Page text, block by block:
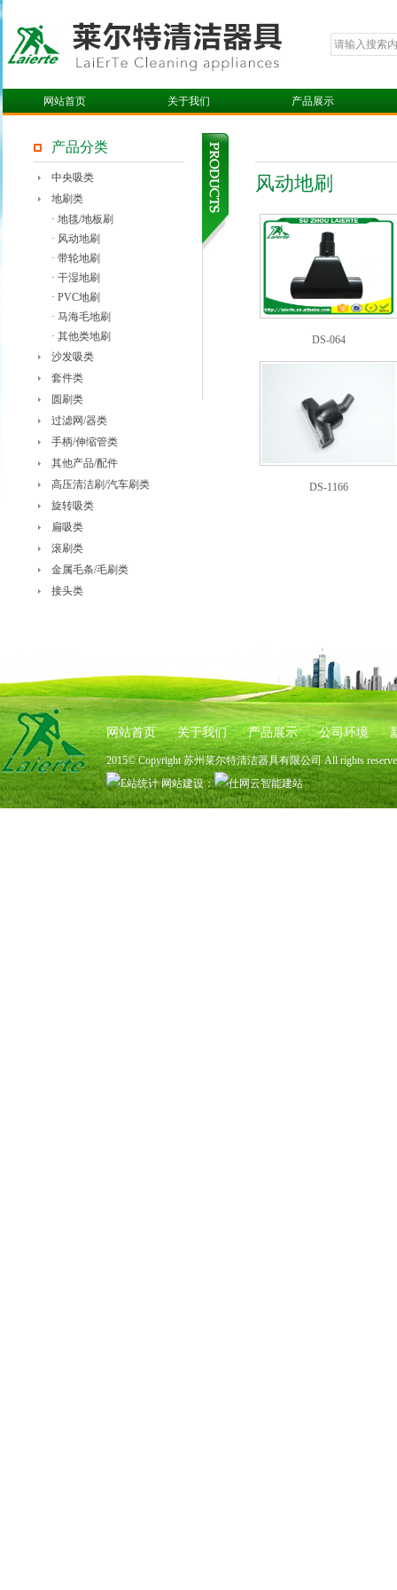
网站首页 关于我们 产品展示
产品分类
中央吸类
地刷类
· 地毯/地板刷
· 风动地刷
· 带轮地刷
· 干湿地刷
· PVC地刷
· 马海毛地刷
· 其他类地刷
沙发吸类
套件类
圆刷类
过滤网/器类
手柄/伸缩管类
其他产品/配件
高压清洁刷/汽车刷类
旋转吸类
扁吸类
滚刷类
金属毛条/毛刷类
接头类
风动地刷
DS-064
DS-1166
网站首页 关于我们 产品展示 公司环境
2015© Copyright 苏州莱尔特清洁器具有限公司 All rights
网站建设：